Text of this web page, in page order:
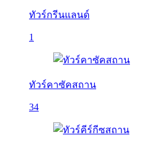
ทัวร์กรีนแลนด์
1
ทัวร์คาซัคสถาน
34